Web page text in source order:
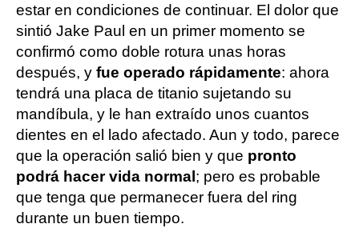
estar en condiciones de continuar. El dolor que
sintió Jake Paul en un primer momento se
confirmó como doble rotura unas horas
después, y fue operado rápidamente: ahora
tendrá una placa de titanio sujetando su
mandíbula, y le han extraído unos cuantos
dientes en el lado afectado. Aun y todo, parece
que la operación salió bien y que pronto
podrá hacer vida normal ; pero es probable
que tenga que permanecer fuera del ring
durante un buen tiempo.